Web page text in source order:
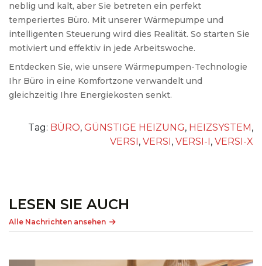
neblig und kalt, aber Sie betreten ein perfekt
temperiertes Büro. Mit unserer Wärmepumpe und
intelligenten Steuerung wird dies Realität. So starten Sie
motiviert und effektiv in jede Arbeitswoche.
Entdecken Sie, wie unsere Wärmepumpen-Technologie
Ihr Büro in eine Komfortzone verwandelt und
gleichzeitig Ihre Energiekosten senkt.
Tag: BÜRO, GÜNSTIGE HEIZUNG, HEIZSYSTEM ,
VERSI , VERSI , VERSI-I , VERSI-X
LESEN SIE AUCH
Alle Nachrichten ansehen